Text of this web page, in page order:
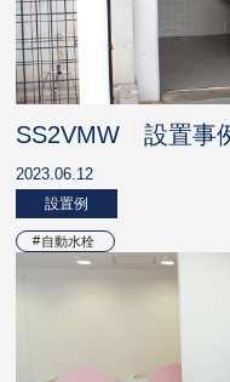
SS2VMW 設置事
2023.06.12
設置例
自動水栓